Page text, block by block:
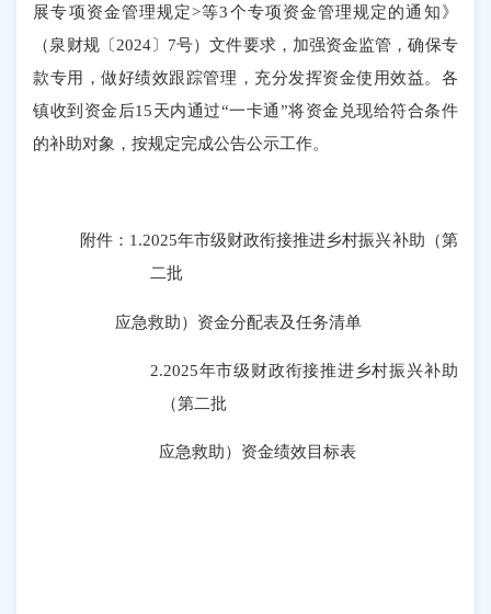
展专项资金管理规定>等3个专项资金管理规定的通知》
（泉财规〔2024〕7号）文件要求，加强资金监管，确保专
款专用，做好绩效跟踪管理，充分发挥资金使用效益。各
镇收到资金后15天内通过“一卡通”将资金兑现给符合条件
的补助对象，按规定完成公告公示工作。
附件： 1.2025年市级财政衔接推进乡村振兴补助（第
二批
应急救助）资金分配表及任务清单
2.2025年市级财政衔接推进乡村振兴补助
（第二批
应急救助）资金绩效目标表